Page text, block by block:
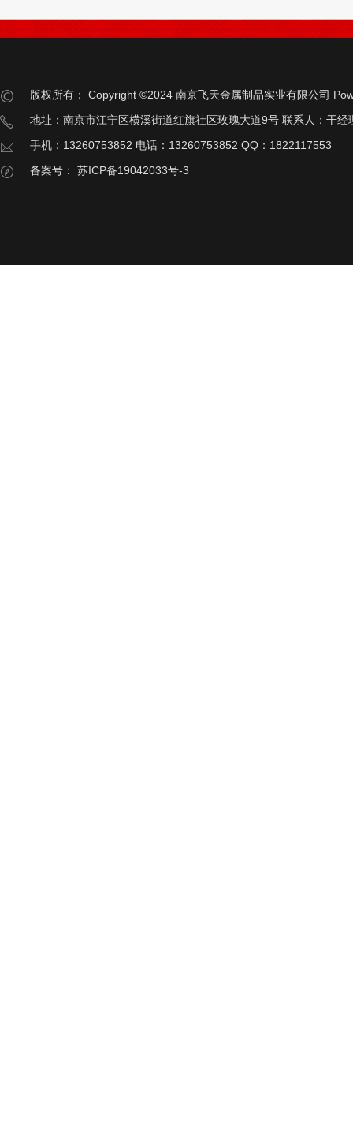
版权所有： Copyright ©2024 南京飞天金属制品实业有限公司
地址：南京市江宁区横溪街道红旗社区玫瑰大道9号 联系人：干经
手机：13260753852 电话：13260753852 QQ：1822117553
备案号：
苏ICP备19042033号-3